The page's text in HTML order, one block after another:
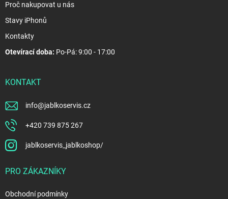
Proč nakupovat u nás
Stavy iPhonů
Kontakty
Otevírací doba: Po-Pá: 9:00 - 17:00
KONTAKT
info@jablkoservis.cz
+420 739 875 267
jablkoservis_jablkoshop/
PRO ZÁKAZNÍKY
Obchodní podmínky